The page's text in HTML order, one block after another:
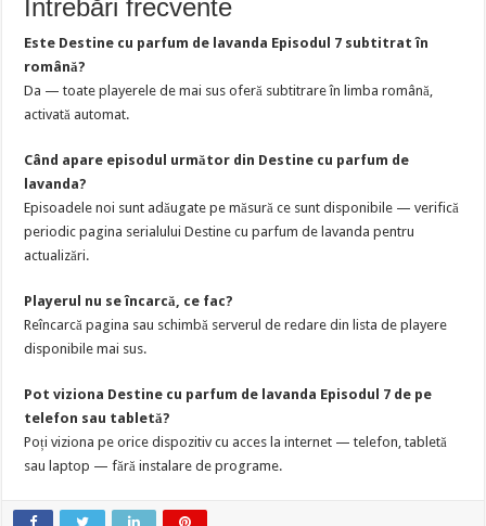
Întrebări frecvente
Este Destine cu parfum de lavanda Episodul 7 subtitrat în
română?
Da — toate playerele de mai sus oferă subtitrare în limba română,
activată automat.
Când apare episodul următor din Destine cu parfum de
lavanda?
Episoadele noi sunt adăugate pe măsură ce sunt disponibile — verifică
periodic pagina serialului Destine cu parfum de lavanda pentru
actualizări.
Playerul nu se încarcă, ce fac?
Reîncarcă pagina sau schimbă serverul de redare din lista de playere
disponibile mai sus.
Pot viziona Destine cu parfum de lavanda Episodul 7 de pe
telefon sau tabletă?
Poți viziona pe orice dispozitiv cu acces la internet — telefon, tabletă
sau laptop — fără instalare de programe.